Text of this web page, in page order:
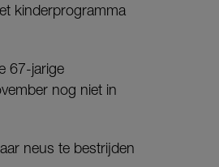
kinderprogramma
67-jarige
nog niet in
neus te bestrijden